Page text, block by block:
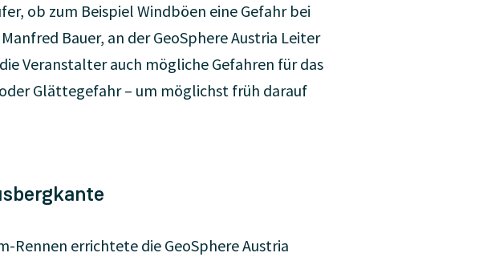
ob zum Beispiel Windböen eine Gefahr bei
Bauer, an der GeoSphere Austria Leiter
Veranstalter auch mögliche Gefahren für das
Glättegefahr – um möglichst früh darauf
Rennen errichtete die GeoSphere Austria